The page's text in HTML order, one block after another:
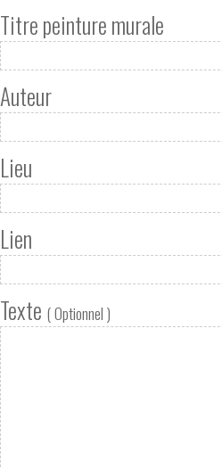
Titre peinture murale
Auteur
Lieu
Lien
Texte ( Optionnel )